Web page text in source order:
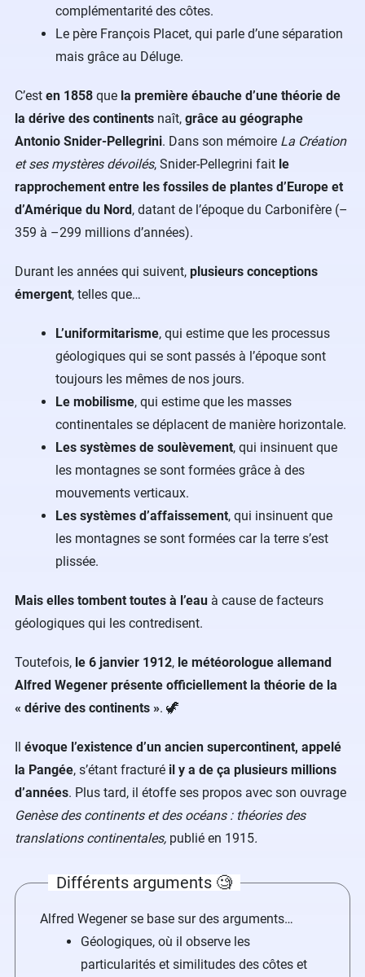
complémentarité des côtes.
Le père François Placet, qui parle d’une séparation
mais grâce au Déluge.
C’est en 1858 que la première ébauche d’une théorie de
la dérive des continents naît, grâce au géographe
Antonio Snider-Pellegrini. Dans son mémoire La Création
et ses mystères dévoilés, Snider-Pellegrini fait le
rapprochement entre les fossiles de plantes d’Europe et
d’Amérique du Nord, datant de l’époque du Carbonifère (–
359 à –299 millions d’années).
Durant les années qui suivent, plusieurs conceptions
émergent, telles que…
L’uniformitarisme, qui estime que les processus
géologiques qui se sont passés à l’époque sont
toujours les mêmes de nos jours.
Le mobilisme, qui estime que les masses
continentales se déplacent de manière horizontale.
Les systèmes de soulèvement, qui insinuent que
les montagnes se sont formées grâce à des
mouvements verticaux.
Les systèmes d’affaissement, qui insinuent que
les montagnes se sont formées car la terre s’est
plissée.
Mais elles tombent toutes à l’eau à cause de facteurs
géologiques qui les contredisent.
Toutefois, le 6 janvier 1912, le météorologue allemand
Alfred Wegener présente officiellement la théorie de la
« dérive des continents ». 🦖
Il évoque l’existence d’un ancien supercontinent, appelé
la Pangée, s’étant fracturé il y a de ça plusieurs millions
d’années. Plus tard, il étoffe ses propos avec son ouvrage
Genèse des continents et des océans : théories des
translations continentales, publié en 1915.
Différents arguments 🧐
Alfred Wegener se base sur des arguments…
Géologiques, où il observe les
particularités et similitudes des côtes et